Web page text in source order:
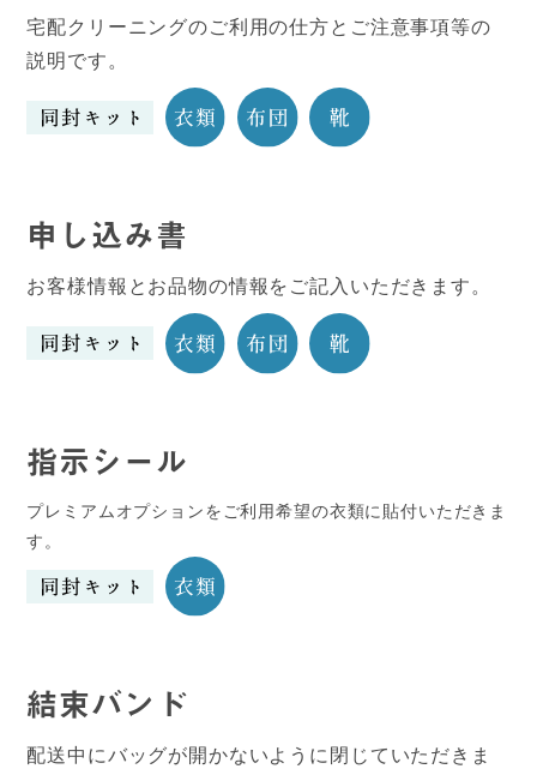
宅配クリーニングのご利用の仕方とご注意事項等の
説明です。
申し込み書
お客様情報とお品物の情報をご記入いただきます。
指示シール
プレミアムオプションをご利用希望の衣類に貼付いただきま
す。
結束バンド
配送中にバッグが開かないように閉じていただきま